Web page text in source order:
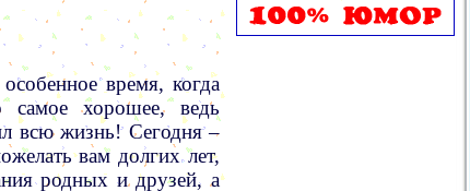
время, когда
самое хорошее, ведь
всю жизнь! Сегодня –
вам долгих лет,
родных и друзей, а